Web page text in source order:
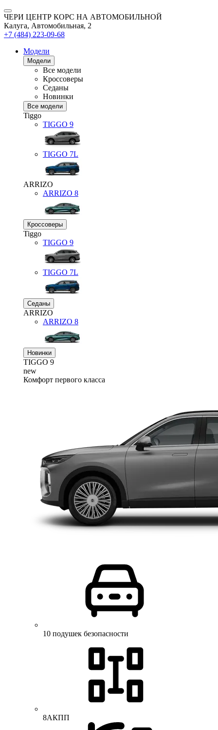
ЧЕРИ ЦЕНТР КОРС НА АВТОМОБИЛЬНОЙ
Калуга, Автомобильная, 2
+7 (484) 223-09-68
Модели
Модели
Все модели
Кроссоверы
Седаны
Новинки
Все модели
Tiggo
TIGGO 9
TIGGO 7L
ARRIZO
ARRIZO 8
Кроссоверы
Tiggo
TIGGO 9
TIGGO 7L
Седаны
ARRIZO
ARRIZO 8
Новинки
TIGGO 9
new
Комфорт первого класса
10 подушек безопасности
8АКПП